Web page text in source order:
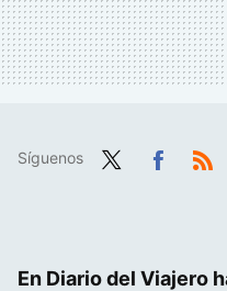
Síguenos
En Diario del Viajero